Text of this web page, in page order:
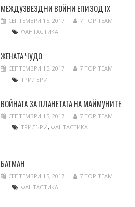
МЕЖДУЗВЕЗДНИ ВОЙНИ ЕПИЗОД IX
СЕПТЕМВРИ 15, 2017
7 TOP TEAM
ФАНТАСТИКА
ЖЕНАТА ЧУДО
СЕПТЕМВРИ 15, 2017
7 TOP TEAM
ТРИЛЪРИ
ВОЙНАТА ЗА ПЛАНЕТАТА НА МАЙМУНИТЕ
СЕПТЕМВРИ 15, 2017
7 TOP TEAM
ТРИЛЪРИ, ФАНТАСТИКА
БАТМАН
СЕПТЕМВРИ 15, 2017
7 TOP TEAM
ФАНТАСТИКА